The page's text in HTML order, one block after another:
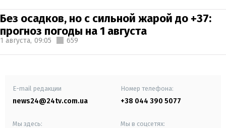
Без осадков, но с сильной жарой до +37:
прогноз погоды на 1 августа
1 августа, 09:05 659
E-mail редакции
news24@24tv.com.ua
Номер телефона:
+38 044 390 5077
Мы здесь: Мы в соцсетях: